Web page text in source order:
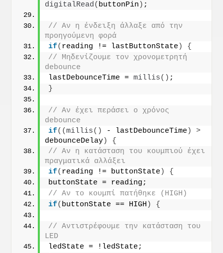
digitalRead( buttonPin ) ;
// Αν η ένδειξη άλλαξε από την
προηγούμενη φορά
if( reading != lastButtonState )
{
// Μηδενίζουμε τον χρονομετρητή
debounce
lastDebounceTime = millis() ;
}
// Αν έχει περάσει ο χρόνος
debounce
if((millis() - lastDebounceTime )
>
debounceDelay)
{
// Αν η κατάσταση του κουμπιού έχει
πραγματικά αλλάξει
if( reading != buttonState )
{
buttonState = reading;
// Αν το κουμπί πατήθηκε (HIGH)
if( buttonState == HIGH ) {
// Αντιστρέφουμε την κατάσταση του
LED
ledState = !ledState;